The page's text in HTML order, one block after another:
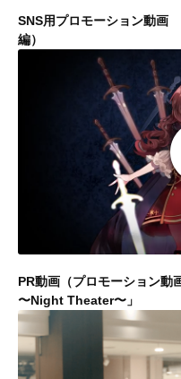
SNS用プロモーション動画
編）
PR動画（プロモーション
〜Night Theater〜」